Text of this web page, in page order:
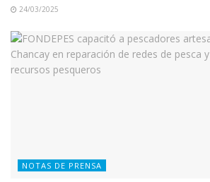
24/03/2025
NOTAS DE PRENSA